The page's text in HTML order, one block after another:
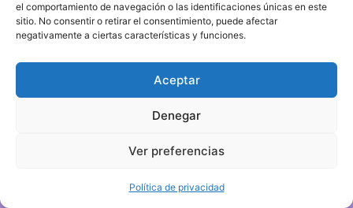
el comportamiento de navegación o las identificaciones únicas en este
sitio. No consentir o retirar el consentimiento, puede afectar
negativamente a ciertas características y funciones.
Aceptar
Denegar
Ver preferencias
Política de privacidad